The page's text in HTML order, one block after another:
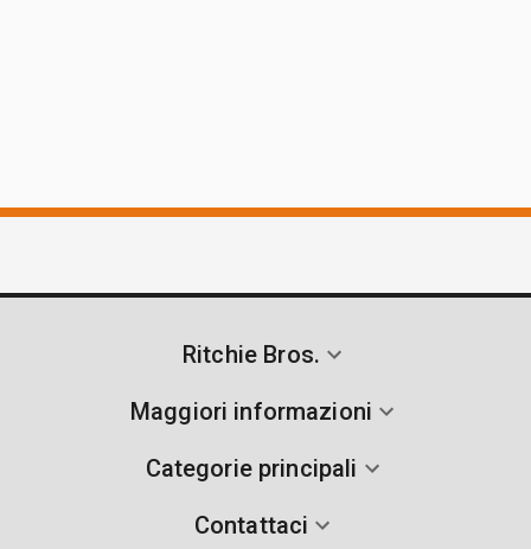
Ritchie Bros.
Maggiori informazioni
Categorie principali
Contattaci